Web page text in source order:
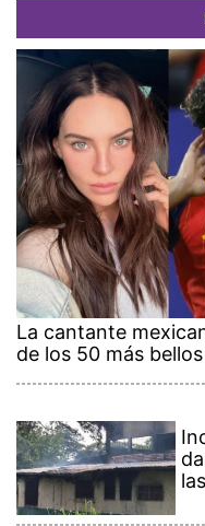
La cantante
de los 50 más